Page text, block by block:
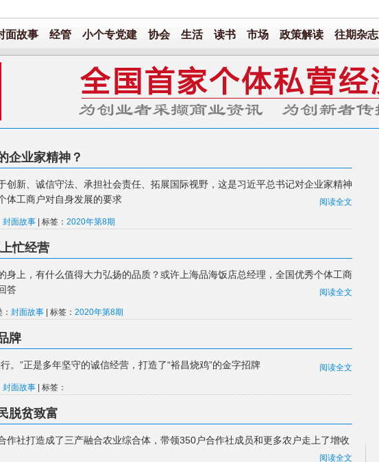
面故事 经管 小个专党建 协会 生活 读书 市场 政策解读 往期杂志
企业家精神？
创新、诚信守法、承担社会责任、拓展国际视野，这是习近平总书记对企业家精神
体工商户对自身发展的要求
阅读全文
封面故事 | 标签： 2020年第8期
忙经营
身上，有什么值得大力弘扬的品质？或许上海品海饭店总经理，全国优秀个体工商
答
阅读全文
封面故事 | 标签： 2020年第8期
牌
。”正是多年坚守的诚信经营，打造了“裕昌烧鸡”的金字招牌 阅读全文
封面故事 | 标签：
脱贫致富
作社打造成了三产融合农业综合体，带领350户合作社成员和更多农户走上了增收
阅读全文